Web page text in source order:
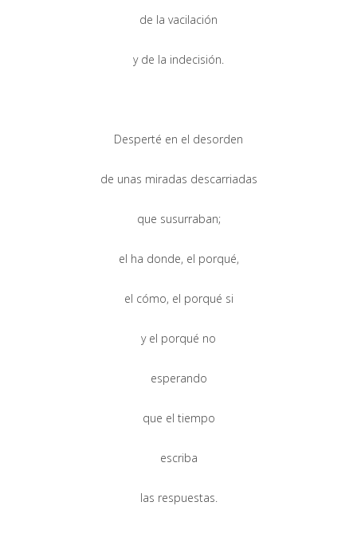
de la vacilación
y de la indecisión.
Desperté en el desorden
de unas miradas descarriadas
que susurraban;
el ha donde, el porqué,
el cómo, el porqué si
y el porqué no
esperando
que el tiempo
escriba
las respuestas.